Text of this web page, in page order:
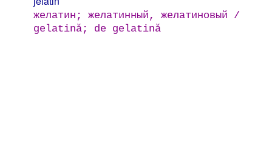
желатин; желатинный, желатиновый /
gelatină; de gelatină